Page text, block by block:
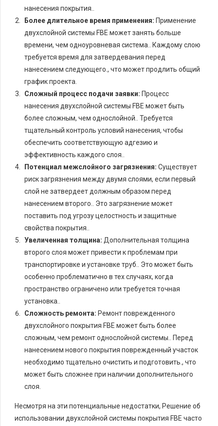
нанесения покрытия..
Более длительное время применения: Применение
двухслойной системы FBE может занять больше
времени, чем одноуровневая система.. Каждому слою
требуется время для затвердевания перед
нанесением следующего., что может продлить общий
график проекта.
Сложный процесс подачи заявки: Процесс
нанесения двухслойной системы FBE может быть
более сложным, чем однослойной.. Требуется
тщательный контроль условий нанесения, чтобы
обеспечить соответствующую адгезию и
эффективность каждого слоя..
Потенциал межслойного загрязнения: Существует
риск загрязнения между двумя слоями, если первый
слой не затвердеет должным образом перед
нанесением второго.. Это загрязнение может
поставить под угрозу целостность и защитные
свойства покрытия..
Увеличенная толщина: Дополнительная толщина
второго слоя может привести к проблемам при
транспортировке и установке труб.. Это может быть
особенно проблематично в тех случаях, когда
пространство ограничено или требуется точная
установка..
Сложность ремонта: Ремонт поврежденного
двухслойного покрытия FBE может быть более
сложным, чем ремонт однослойной системы.. Перед
нанесением нового покрытия поврежденный участок
необходимо тщательно очистить и подготовить., что
может быть сложнее при наличии дополнительного
слоя.
Несмотря на эти потенциальные недостатки, Решение об
использовании двухслойной системы покрытия FBE часто